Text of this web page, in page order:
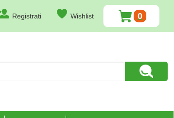
Registrati Wishlist 0
ARTICOLI
INSERITI
Cerca